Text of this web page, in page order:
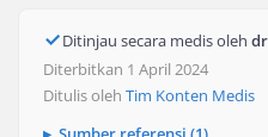
Ditinjau secara medis oleh
Diterbitkan 1 April 2024
Ditulis oleh Tim Konten Medis